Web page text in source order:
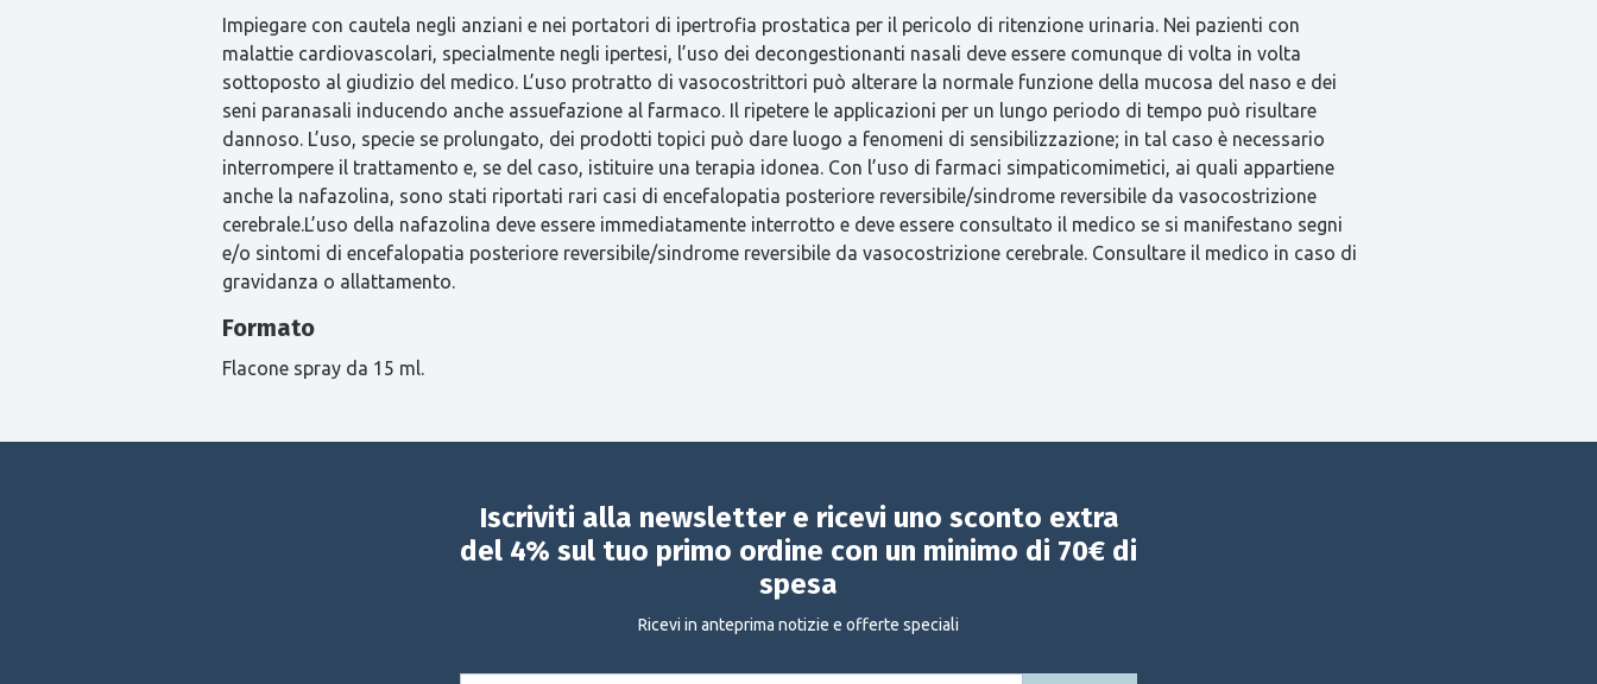
Impiegare con cautela negli anziani e nei portatori di ipertrofia prostatica per il pericolo di ritenzione urinaria. Nei pazienti con
malattie cardiovascolari, specialmente negli ipertesi, l’uso dei decongestionanti nasali deve essere comunque di volta in volta
sottoposto al giudizio del medico. L’uso protratto di vasocostrittori può alterare la normale funzione della mucosa del naso e dei
seni paranasali inducendo anche assuefazione al farmaco. Il ripetere le applicazioni per un lungo periodo di tempo può risultare
dannoso. L’uso, specie se prolungato, dei prodotti topici può dare luogo a fenomeni di sensibilizzazione; in tal caso è necessario
interrompere il trattamento e, se del caso, istituire una terapia idonea. Con l’uso di farmaci simpaticomimetici, ai quali appartiene
anche la nafazolina, sono stati riportati rari casi di encefalopatia posteriore reversibile/sindrome reversibile da vasocostrizione
cerebrale.L’uso della nafazolina deve essere immediatamente interrotto e deve essere consultato il medico se si manifestano segni
e/o sintomi di encefalopatia posteriore reversibile/sindrome reversibile da vasocostrizione cerebrale. Consultare il medico in caso di
gravidanza o allattamento.
Formato
Flacone spray da 15 ml.
Iscriviti alla newsletter e ricevi uno sconto extra
del 4% sul tuo primo ordine con un minimo di 70€ di
spesa
Ricevi in anteprima notizie e offerte speciali